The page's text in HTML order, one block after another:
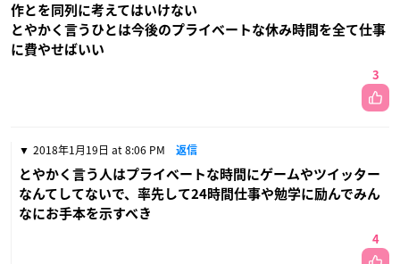
作とを同列に考えてはいけない
とやかく言うひとは今後のプライベートな休み時間を全て仕事
に費やせばいい
3
2018年1月19日 at 8:06 PM 返信
とやかく言う人はプライベートな時間にゲームやツイッター
なんてしてないで、率先して24時間仕事や勉学に励んでみん
なにお手本を示すべき
4